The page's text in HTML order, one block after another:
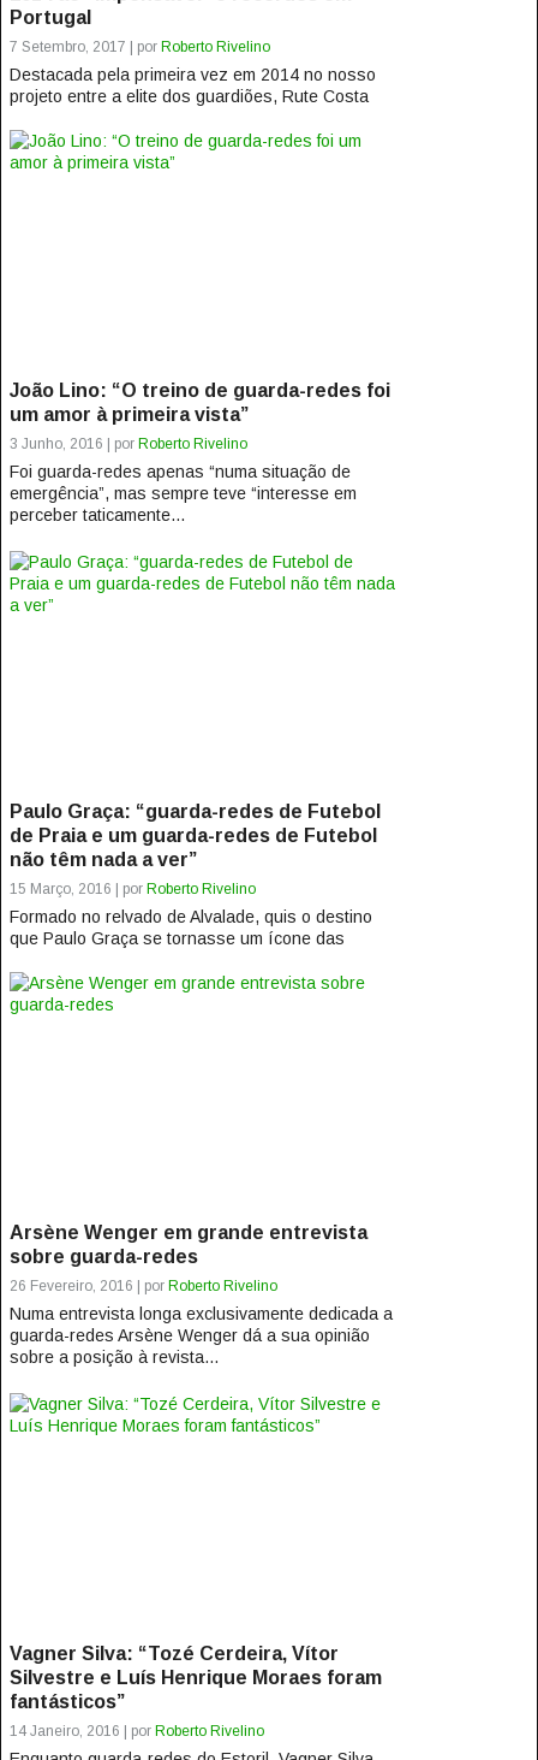
Portugal
7 Setembro, 2017 | por Roberto Rivelino
Destacada pela primeira vez em 2014 no nosso
projeto entre a elite dos guardiões, Rute Costa
João Lino: “O treino de guarda-redes foi
um amor à primeira vista”
3 Junho, 2016 | por Roberto Rivelino
Foi guarda-redes apenas “numa situação de
emergência”, mas sempre teve “interesse em
perceber taticamente...
Paulo Graça: “guarda-redes de Futebol
de Praia e um guarda-redes de Futebol
não têm nada a ver”
15 Março, 2016 | por Roberto Rivelino
Formado no relvado de Alvalade, quis o destino
que Paulo Graça se tornasse um ícone das
Arsène Wenger em grande entrevista
sobre guarda-redes
26 Fevereiro, 2016 | por Roberto Rivelino
Numa entrevista longa exclusivamente dedicada a
guarda-redes Arsène Wenger dá a sua opinião
sobre a posição à revista...
Vagner Silva: “Tozé Cerdeira, Vítor
Silvestre e Luís Henrique Moraes foram
fantásticos”
14 Janeiro, 2016 | por Roberto Rivelino